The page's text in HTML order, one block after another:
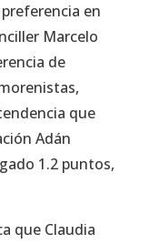
en
Marcelo
de
que
Adán
1.2 puntos,
que Claudia